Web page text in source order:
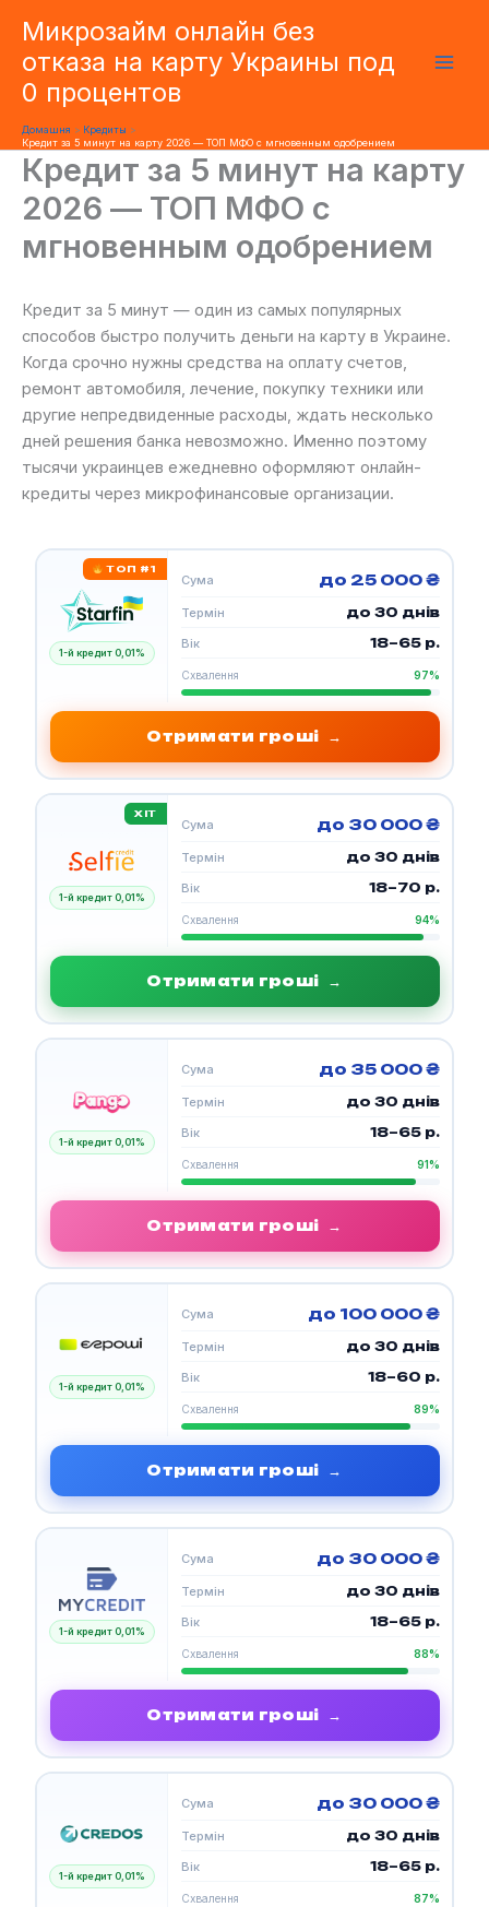
вмісту
Микрозайм онлайн без
отказа на карту Украины под
0 процентов
Домашня
Кредиты
Кредит за 5 минут на карту 2026 — ТОП МФО с мгновенным одобрением
Кредит за 5 минут на карту
2026 — ТОП МФО с
мгновенным одобрением
Кредит за 5 минут — один из самых популярных
способов быстро получить деньги на карту в Украине.
Когда срочно нужны средства на оплату счетов,
ремонт автомобиля, лечение, покупку техники или
другие непредвиденные расходы, ждать несколько
дней решения банка невозможно. Именно поэтому
тысячи украинцев ежедневно оформляют онлайн-
кредиты через микрофинансовые организации.
ТОП #1
1-й кредит 0,01%
Сума до 25 000 ₴
Термін до 30 днів
Вік 18–65 р.
Схвалення 97%
Отримати гроші →
ХІТ
1-й кредит 0,01%
Сума до 30 000 ₴
Термін до 30 днів
Вік 18–70 р.
Схвалення 94%
Отримати гроші →
1-й кредит 0,01%
Сума до 35 000 ₴
Термін до 30 днів
Вік 18–65 р.
Схвалення 91%
Отримати гроші →
1-й кредит 0,01%
Сума до 100 000 ₴
Термін до 30 днів
Вік 18–60 р.
Схвалення 89%
Отримати гроші →
1-й кредит 0,01%
Сума до 30 000 ₴
Термін до 30 днів
Вік 18–65 р.
Схвалення 88%
Отримати гроші →
1-й кредит 0,01%
Сума до 30 000 ₴
Термін до 30 днів
Вік 18–65 р.
Схвалення 87%